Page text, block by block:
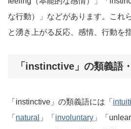
な行動）」などがあります。これ
と湧き上がる反応、感情、行動を
「instinctive」の類義語
「instinctive」の類義語には「
「 natural 」「 involuntary 」「